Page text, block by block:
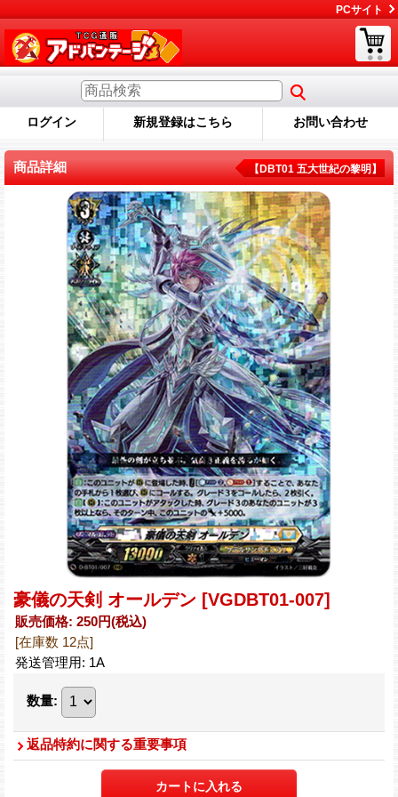
PCサイト
ログイン 新規登録はこちら お問い合わせ
商品詳細 【DBT01 五大世紀の黎明】
豪儀の天剣 オールデン [VGDBT01-007]
販売価格: 250円(税込)
[在庫数 12点]
発送管理用: 1A
数量:
返品特約に関する重要事項